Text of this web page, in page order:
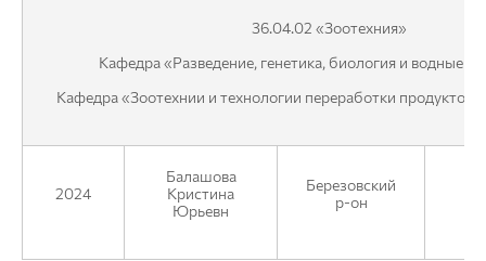
36.04.02 «Зоотехния»
Кафедра «Разведение, генетика, биология и водные
Кафедра «Зоотехнии и технологии переработки продуктов
2024
Балашова
Кристина
Юрьевн
Березовский
р-он